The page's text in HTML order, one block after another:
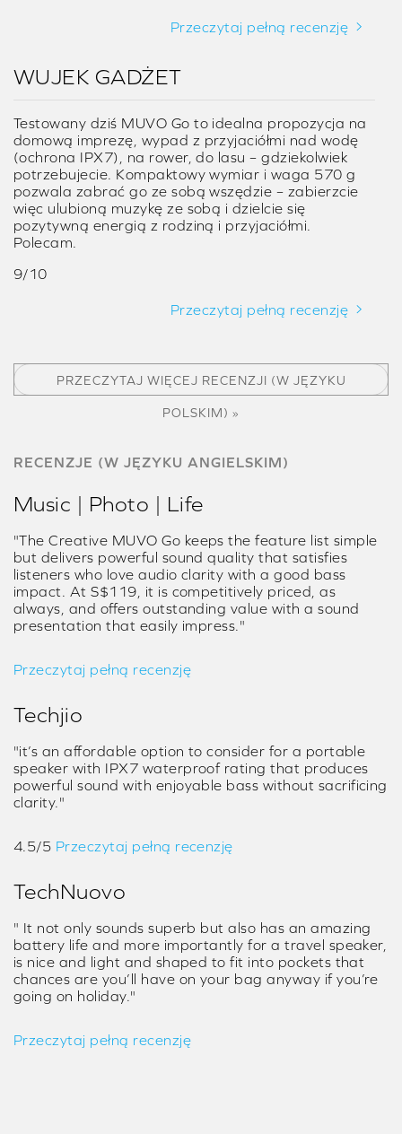
Przeczytaj pełną recenzję
WUJEK GADŻET
Testowany dziś MUVO Go to idealna propozycja na
domową imprezę, wypad z przyjaciółmi nad wodę
(ochrona IPX7), na rower, do lasu – gdziekolwiek
potrzebujecie. Kompaktowy wymiar i waga 570 g
pozwala zabrać go ze sobą wszędzie – zabierzcie
więc ulubioną muzykę ze sobą i dzielcie się
pozytywną energią z rodziną i przyjaciółmi.
Polecam.
9/10
Przeczytaj pełną recenzję
PRZECZYTAJ WIĘCEJ RECENZJI (W JĘZYKU
POLSKIM) »
RECENZJE (W JĘZYKU ANGIELSKIM)
Music | Photo | Life
"The Creative MUVO Go keeps the feature list simple
but delivers powerful sound quality that satisfies
listeners who love audio clarity with a good bass
impact. At S$119, it is competitively priced, as
always, and offers outstanding value with a sound
presentation that easily impress."
Przeczytaj pełną recenzję
Techjio
"it’s an affordable option to consider for a portable
speaker with IPX7 waterproof rating that produces
powerful sound with enjoyable bass without sacrificing
clarity."
4.5/5 Przeczytaj pełną recenzję
TechNuovo
" It not only sounds superb but also has an amazing
battery life and more importantly for a travel speaker,
is nice and light and shaped to fit into pockets that
chances are you’ll have on your bag anyway if you’re
going on holiday."
Przeczytaj pełną recenzję